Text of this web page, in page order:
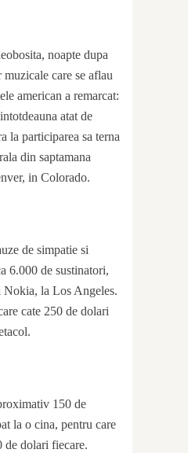
noapte dupa
muzicale care se aflau
american a remarcat:
atat de
la participarea sa terna
din saptamana
in Colorado.
de simpatie si
6.000 de sustinatori,
la Los Angeles.
cate 250 de dolari
150 de
la o cina, pentru care
de dolari fiecare.